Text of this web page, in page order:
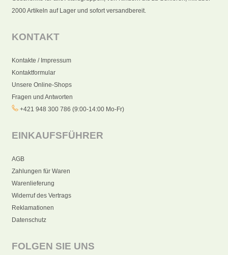
2000 Artikeln auf Lager und sofort versandbereit.
KONTAKT
Kontakte / Impressum
Kontaktformular
Unsere Online-Shops
Fragen und Antworten
+421 948 300 786 (9:00-14:00 Mo-Fr)
EINKAUFSFÜHRER
AGB
Zahlungen für Waren
Warenlieferung
Widerruf des Vertrags
Reklamationen
Datenschutz
FOLGEN SIE UNS